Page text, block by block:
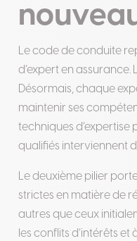
Le code de conduite
d’expert en
Désormais, chaque
maintenir ses
techniques
qualifiés interviennent
Le deuxième pilier
strictes en matière de
autres que ceux
les conflits d’intérêts